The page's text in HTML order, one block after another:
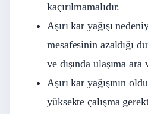
kaçırılmamalıdır.
Aşırı kar yağışı
mesafesinin azaldığı
ve dışında ulaşıma
Aşırı kar yağışının
yüksekte çalışma